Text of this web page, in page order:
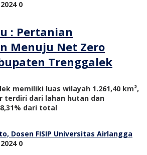
0
: Pertanian
Menuju Net Zero
Trenggalek
memiliki luas wilayah 1.261,40 km²,
terdiri dari lahan hutan dan
dari total
0